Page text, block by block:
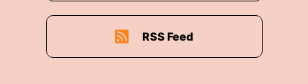
RSS Feed